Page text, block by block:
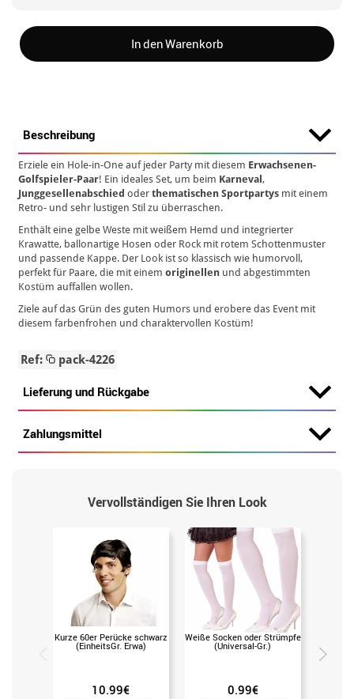
In den Warenkorb
Beschreibung
Erziele ein Hole-in-One auf jeder Party mit diesem Erwachsenen-
Golfspieler-Paar! Ein ideales Set, um beim Karneval,
Junggesellenabschied oderthematischen Sportpartys mit einem
Retro- und sehr lustigen Stil zu überraschen.
Enthält eine gelbe Weste mit weißem Hemd und integrierter
Krawatte, ballonartige Hosen oder Rock mit rotem Schottenmuster
und passende Kappe. Der Look ist so klassisch wie humorvoll,
perfekt für Paare, die mit einemoriginellen und abgestimmten
Kostüm auffallen wollen.
Ziele auf das Grün des guten Humors und erobere das Event mit
diesem farbenfrohen und charaktervollen Kostüm!
Ref: pack-4226
Lieferung und Rückgabe
Zahlungsmittel
Vervollständigen Sie Ihren Look
Kurze 60er Perücke schwarz
(EinheitsGr. Erwa)
10.99€
Weiße Socken oder Strümpfe
(Universal-Gr.)
0.99€